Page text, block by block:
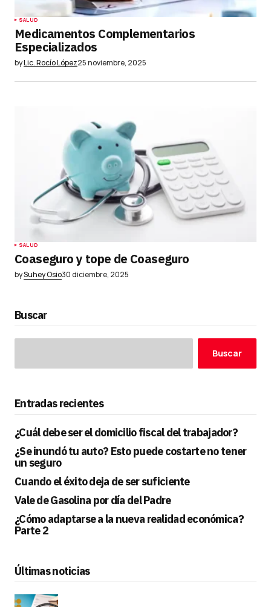
SALUD
Medicamentos Complementarios
Especializados
byLic. Rocío López25 noviembre, 2025
SALUD
Coaseguro y tope de Coaseguro
bySuhey Osio30 diciembre, 2025
Buscar
Buscar
Entradas recientes
¿Cuál debe ser el domicilio fiscal del trabajador?
¿Se inundó tu auto? Esto puede costarte no tener
un seguro
Cuando el éxito deja de ser suficiente
Vale de Gasolina por día del Padre
¿Cómo adaptarse a la nueva realidad económica?
Parte 2
Últimas noticias